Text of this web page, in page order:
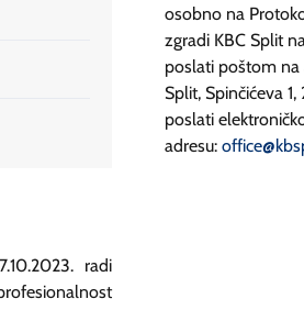
radi
osobno na
zgradi KBC Split
poslati poštom na
Split, Spinčićeva
poslati
adresu: